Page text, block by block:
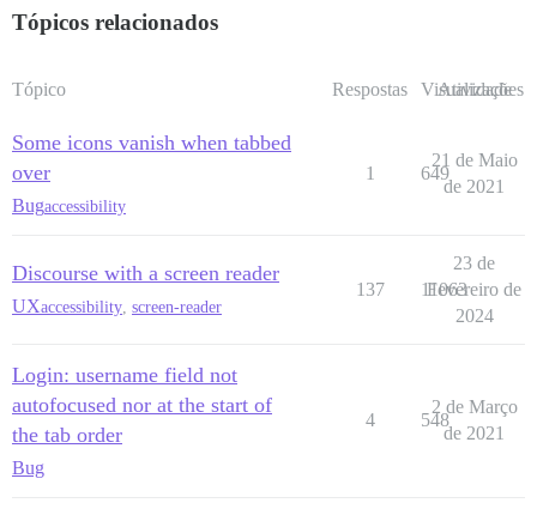
Tópicos relacionados
Tópico Respostas Visualizações
Atividade
Some icons vanish when tabbed
over
Bugaccessibility
1 649
21 de Maio
de 2021
Discourse with a screen reader
UXaccessibility screen-reader
137 11063
23 de
Fevereiro de
2024
Login: username field not
autofocused nor at the start of
the tab order
Bug
4 548
2 de Março
de 2021